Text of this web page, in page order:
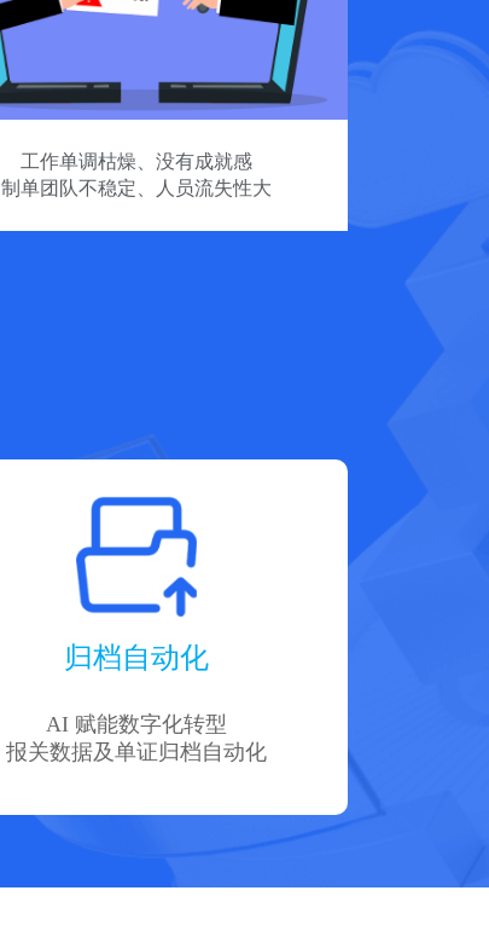
工作单调枯燥、没有成就感
制单团队不稳定、人员流失性大
归档自动化
AI 赋能数字化转型
报关数据及单证归档自动化